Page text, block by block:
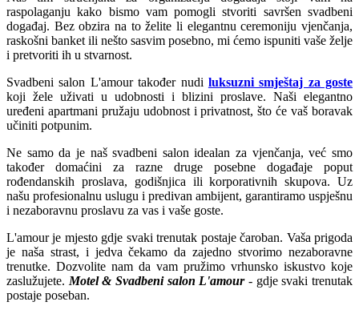
raspolaganju kako bismo vam pomogli stvoriti savršen svadbeni
događaj. Bez obzira na to želite li elegantnu ceremoniju vjenčanja,
raskošni banket ili nešto sasvim posebno, mi ćemo ispuniti vaše želje
i pretvoriti ih u stvarnost.
Svadbeni salon L'amour također nudi luksuzni smještaj za goste
koji žele uživati u udobnosti i blizini proslave. Naši elegantno
uređeni apartmani pružaju udobnost i privatnost, što će vaš boravak
učiniti potpunim.
Ne samo da je naš svadbeni salon idealan za vjenčanja, već smo
također domaćini za razne druge posebne događaje poput
rođendanskih proslava, godišnjica ili korporativnih skupova. Uz
našu profesionalnu uslugu i predivan ambijent, garantiramo uspješnu
i nezaboravnu proslavu za vas i vaše goste.
L'amour je mjesto gdje svaki trenutak postaje čaroban. Vaša prigoda
je naša strast, i jedva čekamo da zajedno stvorimo nezaboravne
trenutke. Dozvolite nam da vam pružimo vrhunsko iskustvo koje
zaslužujete. Motel & Svadbeni salon L'amour- gdje svaki trenutak
postaje poseban.